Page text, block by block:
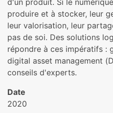
d'un produit. Si le
produire et à stocker, leur
leur valorisation, leur
pas de soi. Des solutions
répondre à ces impératifs :
digital asset management
conseils d'experts.
Date
2020